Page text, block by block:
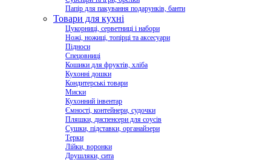
Папір для пакування подарунків, банти
Товари для кухні
Цукорниці, серветниці і набори
Ножі, ножиці, топірці та аксесуари
Підноси
Спецовниці
Кошики для фруктів, хліба
Кухонні дошки
Кондитерські товари
Миски
Кухонний інвентар
Ємності, контейнери, судочки
Пляшки, диспенсери для соусів
Сушки, підставки, органайзери
Терки
Лійки, воронки
Друшляки, сита